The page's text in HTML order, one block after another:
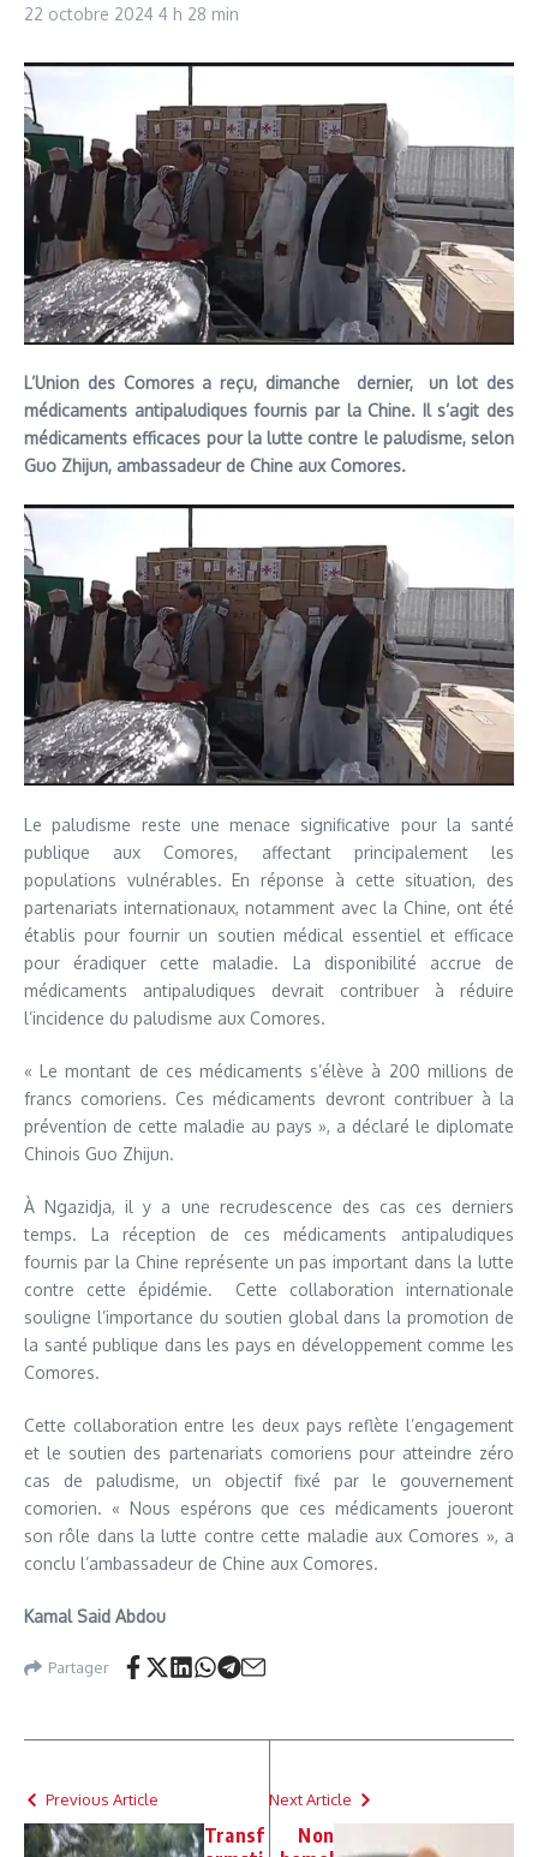
22 octobre 2024 4 h 28 min
L’Union des Comores a reçu, dimanche dernier, un lot des
médicaments antipaludiques fournis par la Chine. Il s’agit des
médicaments efficaces pour la lutte contre le paludisme, selon
Guo Zhijun, ambassadeur de Chine aux Comores.
Le paludisme reste une menace significative pour la santé
publique aux Comores, affectant principalement les
populations vulnérables. En réponse à cette situation, des
partenariats internationaux, notamment avec la Chine, ont été
établis pour fournir un soutien médical essentiel et efficace
pour éradiquer cette maladie. La disponibilité accrue de
médicaments antipaludiques devrait contribuer à réduire
l’incidence du paludisme aux Comores.
« Le montant de ces médicaments s’élève à 200 millions de
francs comoriens. Ces médicaments devront contribuer à la
prévention de cette maladie au pays », a déclaré le diplomate
Chinois Guo Zhijun.
À Ngazidja, il y a une recrudescence des cas ces derniers
temps. La réception de ces médicaments antipaludiques
fournis par la Chine représente un pas important dans la lutte
contre cette épidémie. Cette collaboration internationale
souligne l’importance du soutien global dans la promotion de
la santé publique dans les pays en développement comme les
Comores.
Cette collaboration entre les deux pays reflète l’engagement
et le soutien des partenariats comoriens pour atteindre zéro
cas de paludisme, un objectif fixé par le gouvernement
comorien. « Nous espérons que ces médicaments joueront
son rôle dans la lutte contre cette maladie aux Comores », a
conclu l’ambassadeur de Chine aux Comores.
Kamal Said Abdou
Partager
Previous Article
Transf
Next Article
Non